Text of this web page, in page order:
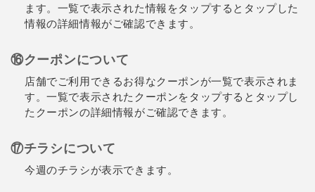
ます。一覧で表示された情報をタップするとタップした
情報の詳細情報がご確認できます。
⑯クーポンについて
店舗でご利用できるお得なクーポンが一覧で表示されま
す。一覧で表示されたクーポンをタップするとタップし
たクーポンの詳細情報がご確認できます。
⑰チラシについて
今週のチラシが表示できます。